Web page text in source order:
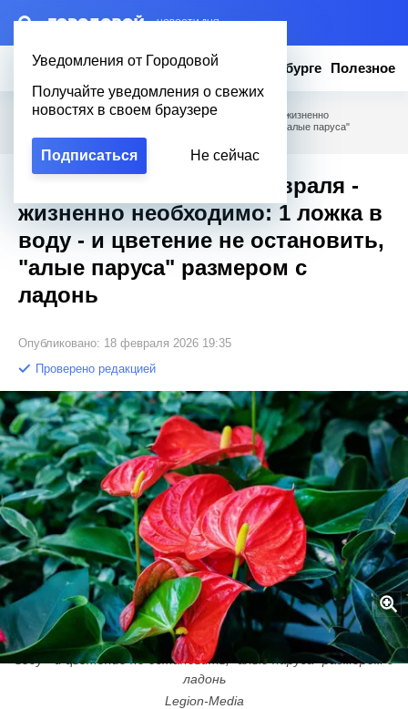
– НОВОСТИ ДНЯ
Уведомления от Городовой
Получайте уведомления о свежих
новостях в своем браузере
Подписаться Не сейчас
Новости Эксклюзив Вопросы о Петербурге Полезное
Городовой Полезное / Антуриуму до конца февраля - жизненно
необходимо: 1 ложка в воду - и цветение не остановить, "алые паруса"
размером с ладонь
Антуриуму до конца февраля -
жизненно необходимо: 1 ложка в
воду - и цветение не остановить,
"алые паруса" размером с
ладонь
Опубликовано: 18 февраля 2026 19:35
Проверено редакцией
Антуриуму до конца февраля - жизненно необходимо: 1 ложка в
воду - и цветение не остановить, "алые паруса" размером с
ладонь
Legion-Media